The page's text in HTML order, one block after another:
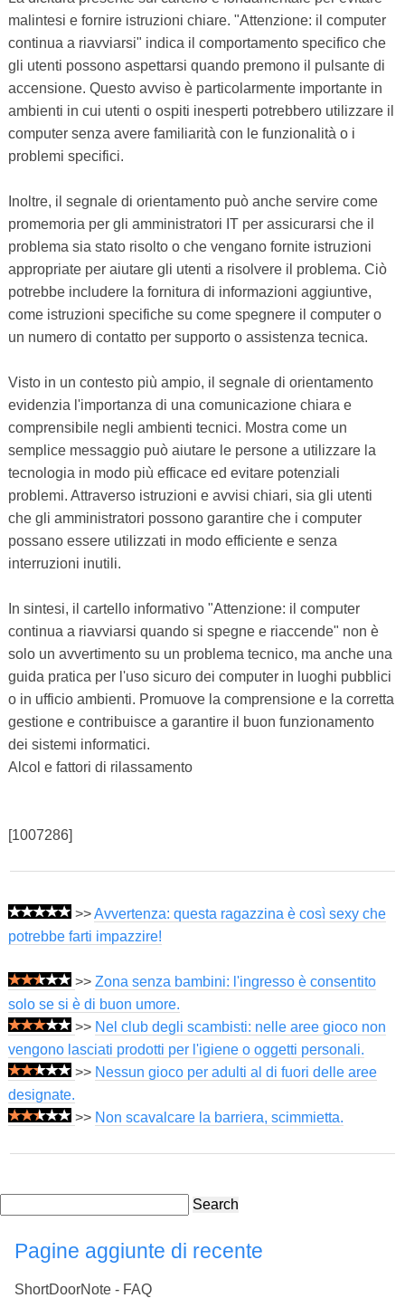
malintesi e fornire istruzioni chiare. "Attenzione: il computer
continua a riavviarsi" indica il comportamento specifico che
gli utenti possono aspettarsi quando premono il pulsante di
accensione. Questo avviso è particolarmente importante in
ambienti in cui utenti o ospiti inesperti potrebbero utilizzare il
computer senza avere familiarità con le funzionalità o i
problemi specifici.
Inoltre, il segnale di orientamento può anche servire come
promemoria per gli amministratori IT per assicurarsi che il
problema sia stato risolto o che vengano fornite istruzioni
appropriate per aiutare gli utenti a risolvere il problema. Ciò
potrebbe includere la fornitura di informazioni aggiuntive,
come istruzioni specifiche su come spegnere il computer o
un numero di contatto per supporto o assistenza tecnica.
Visto in un contesto più ampio, il segnale di orientamento
evidenzia l'importanza di una comunicazione chiara e
comprensibile negli ambienti tecnici. Mostra come un
semplice messaggio può aiutare le persone a utilizzare la
tecnologia in modo più efficace ed evitare potenziali
problemi. Attraverso istruzioni e avvisi chiari, sia gli utenti
che gli amministratori possono garantire che i computer
possano essere utilizzati in modo efficiente e senza
interruzioni inutili.
In sintesi, il cartello informativo "Attenzione: il computer
continua a riavviarsi quando si spegne e riaccende" non è
solo un avvertimento su un problema tecnico, ma anche una
guida pratica per l'uso sicuro dei computer in luoghi pubblici
o in ufficio ambienti. Promuove la comprensione e la corretta
gestione e contribuisce a garantire il buon funzionamento
dei sistemi informatici.
Alcol e fattori di rilassamento
[1007286]
>>Avvertenza: questa ragazzina è così sexy che
potrebbe farti impazzire!
>> Zona senza bambini: l'ingresso è consentito
solo se si è di buon umore.
>> Nel club degli scambisti: nelle aree gioco non
vengono lasciati prodotti per l'igiene o oggetti personali.
>> Nessun gioco per adulti al di fuori delle aree
designate.
>> Non scavalcare la barriera, scimmietta.
Search
Pagine aggiunte di recente
ShortDoorNote - FAQ